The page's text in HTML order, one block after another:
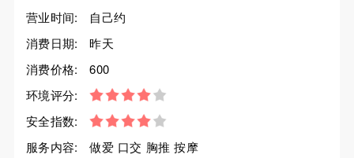
营业时间:
自己约
消费日期:
昨天
消费价格:
600
环境评分:
安全指数:
服务内容:
做爱 口交 胸推 按摩